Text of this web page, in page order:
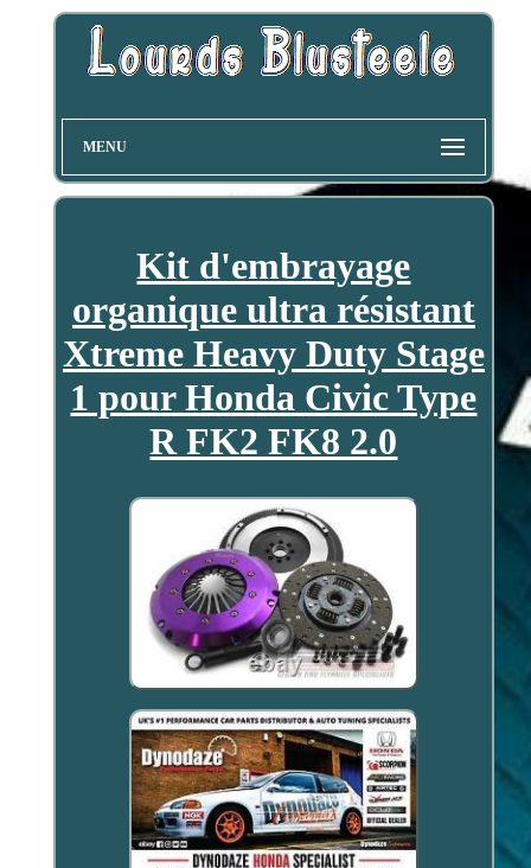
MENU
Kit d'embrayage
organique ultra résistant
Xtreme Heavy Duty Stage
1 pour Honda Civic Type
R FK2 FK8 2.0